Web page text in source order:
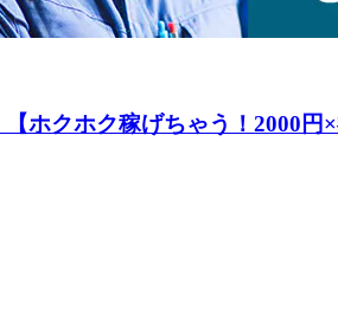
【ホクホク稼げちゃう！2000